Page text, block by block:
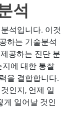
석
석입니다. 이것
하는 기술분석
공하는 진단 분
지에 대한 통찰
을 결합합니다.
인지, 언제 일
게 일어날 것인